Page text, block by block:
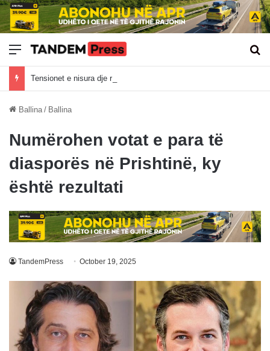
Meny
Ballina / Ballina
Numërohen votat e para të
diasporës në Prishtinë, ky
është rezultati
TandemPress October 19, 2025